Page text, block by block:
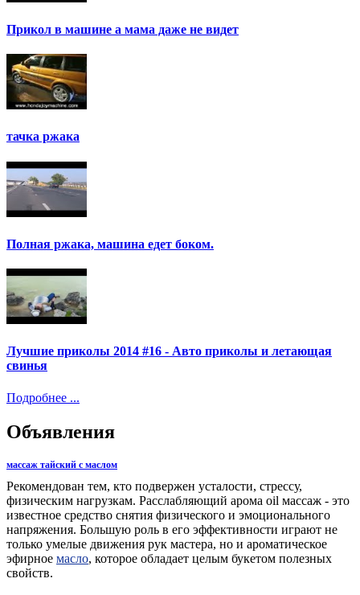
Прикол в машине а мама даже не видет
тачка ржака
Полная ржака, машина едет боком.
Лучшие приколы 2014 #16 - Авто приколы и летающая
свинья
Подробнее ...
Объявления
массаж тайский с маслом
Рекомендован тем, кто подвержен усталости, стрессу,
физическим нагрузкам. Расслабляющий арома oil массаж - это
известное средство снятия физического и эмоционального
напряжения. Большую роль в его эффективности играют не
только умелые движения рук мастера, но и ароматическое
эфирное масло, которое обладает целым букетом полезных
свойств.